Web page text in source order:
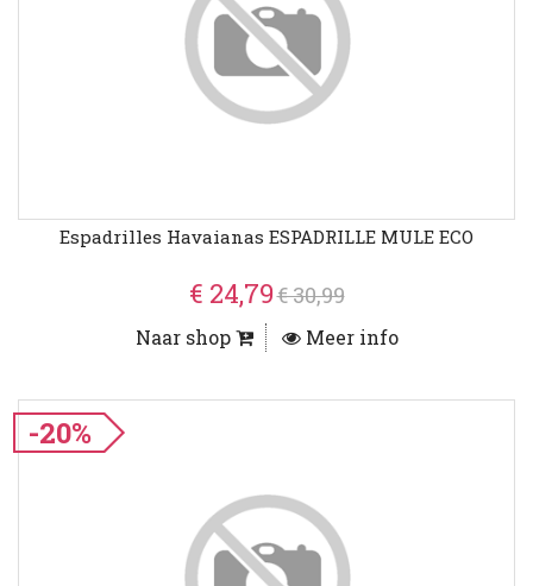
Espadrilles Havaianas ESPADRILLE MULE ECO
€ 24,79€ 30,99
Naar shop Meer info
-20%